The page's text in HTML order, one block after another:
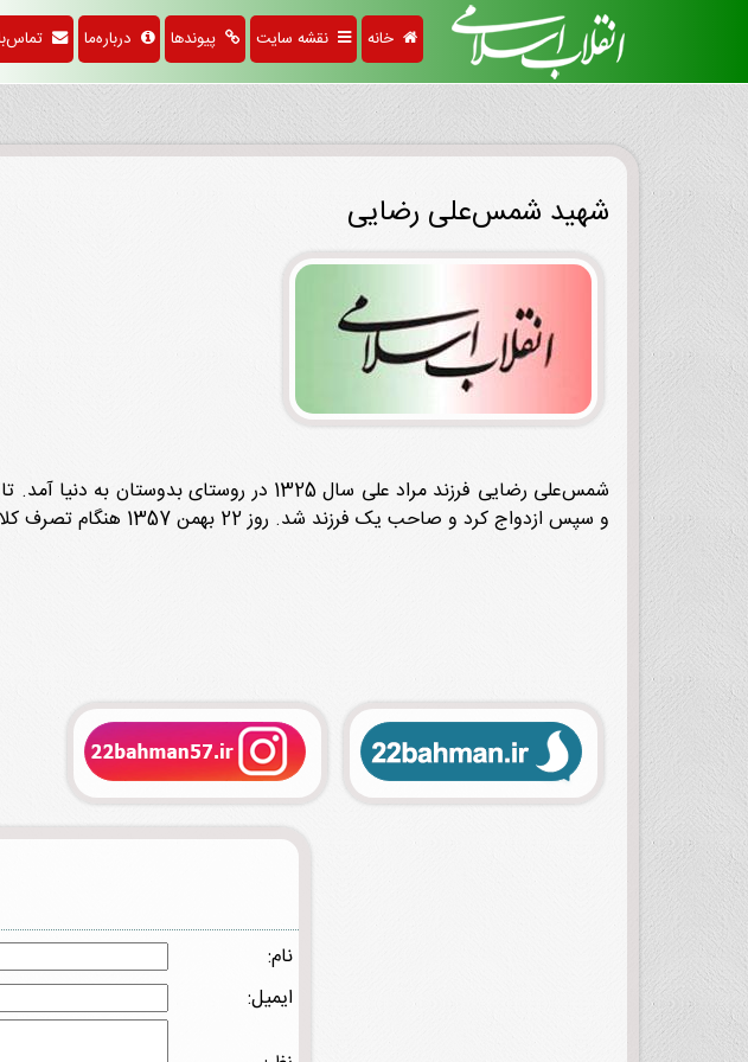
خانه نقشه سایت پیوندها درباره‌ما
شهید شمس‌علی رضایی
شمس‌علی رضایی فرزند مراد علی سال 1325
و سپس ازدواج کرد و صاحب یک فرزند شد. روز 22 بهمن 1357 هنگام تصرف کلانتری 6 تهران، هدف گلوله مأموران حکومت پهلوی قرار گرفت و به شهادت رسید.
نام:
ایمیل: